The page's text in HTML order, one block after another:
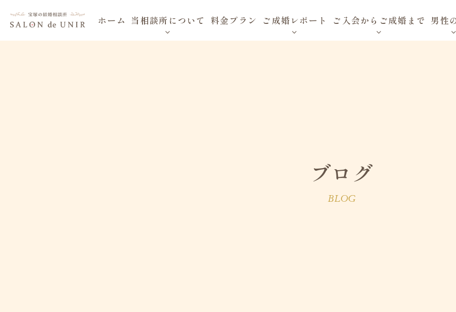
ホーム 当相談所について 料金プラン ご成婚レポート ご入会からご成婚まで 男性
ブログ
BLOG